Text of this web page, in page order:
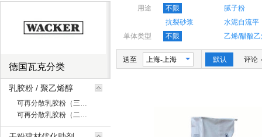
德国瓦克分类
乳胶粉 / 聚乙烯醇
可再分散乳胶粉（三元）(3)
可再分散乳胶粉（二元）(9)
用途 不限
腻子粉
抗裂砂浆
水泥自流平
单体类型
不限 乙烯/醋酸
送至 上海-上海 默认 评论